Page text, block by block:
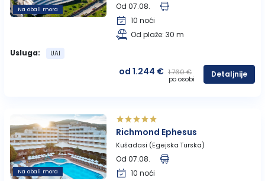
Na obali mora
Od 07.08.
10 noći
Od plaže: 30 m
Usluga:
UAI
od 1.244 € 1.760 €
po osobi
Detaljnije
Na obali mora
Richmond Ephesus
Kušadasi (Egejska Turska)
Od 07.08.
10 noći